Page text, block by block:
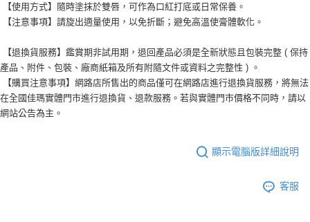
【使用方式】隨時塗抹於雙唇，可作為口紅打底或日常保養。
【注意事項】請旋出適量使用，以免折斷；避免高溫使膏體軟化。
【退換貨服務】鑑賞期非試用期，退回產品必須是全新狀態且包裝完整 ( 保持
產品、附件、包裝、廠商紙箱及所有附隨文件或資料之完整性 ) 。
【購買注意事項】網路店所售出的商品僅可在網路店進行退換貨服務，將無法
在全國佳瑪實體門市進行退換貨、退款服務。若與實體門市價格不同時，請以
網站公告為主。
顯示電腦版詳細說明
客服